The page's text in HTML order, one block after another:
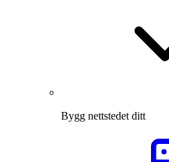
Bygg nettstedet ditt